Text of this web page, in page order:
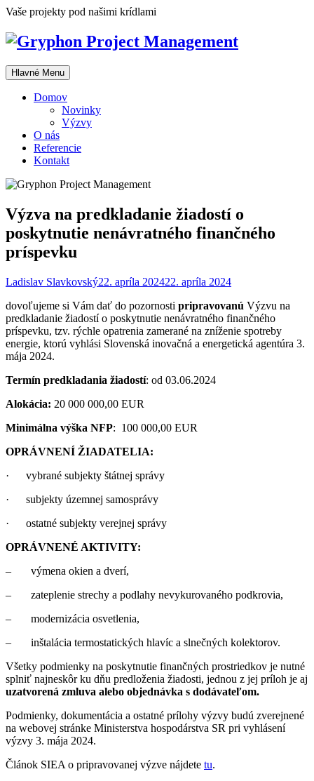
Skip
content
Vaše projekty pod našimi krídlami
Hlavné Menu
Domov
Novinky
Výzvy
O nás
Referencie
Kontakt
Výzva na predkladanie žiadostí o
poskytnutie nenávratného finančného
príspevku
Ladislav Slavkovský22. apríla 202422. apríla 2024
dovoľujeme si Vám dať do pozornosti pripravovanú Výzvu na
predkladanie žiadostí o poskytnutie nenávratného finančného
príspevku, tzv. rýchle opatrenia zamerané na zníženie spotreby
energie, ktorú vyhlási Slovenská inovačná a energetická agentúra 3.
mája 2024.
Termín predkladania žiadostí: od 03.06.2024
Alokácia: 20 000 000,00 EUR
Minimálna výška NFP: 100 000,00 EUR
OPRÁVNENÍ ŽIADATELIA:
· vybrané subjekty štátnej správy
· subjekty územnej samosprávy
· ostatné subjekty verejnej správy
OPRÁVNENÉ AKTIVITY:
– výmena okien a dverí,
– zateplenie strechy a podlahy nevykurovaného podkrovia,
– modernizácia osvetlenia,
– inštalácia termostatických hlavíc a slnečných kolektorov.
Všetky podmienky na poskytnutie finančných prostriedkov je nutné
splniť najneskôr ku dňu predloženia žiadosti, jednou z jej príloh je aj
uzatvorená zmluva alebo objednávka s dodávateľom.
Podmienky, dokumentácia a ostatné prílohy výzvy budú zverejnené
na webovej stránke Ministerstva hospodárstva SR pri vyhlásení
výzvy 3. mája 2024.
Článok SIEA o pripravovanej výzve nájdete tu.